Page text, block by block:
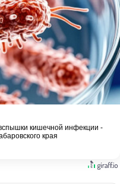
кишечной инфекции -
края